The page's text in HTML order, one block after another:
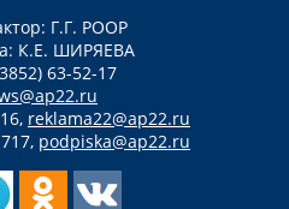
Г.Г. РООР
К.Е. ШИРЯЕВА
63-52-17
reklama22@ap22.ru
podpiska@ap22.ru